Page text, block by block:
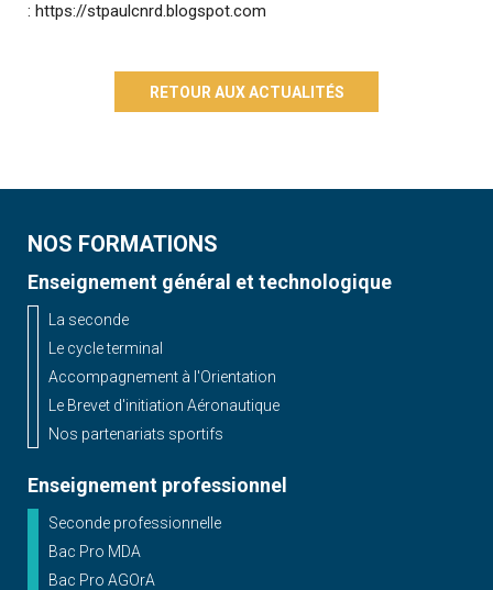
: https://stpaulcnrd.blogspot.com
RETOUR AUX ACTUALITÉS
NOS FORMATIONS
Enseignement général et technologique
La seconde
Le cycle terminal
Accompagnement à l'Orientation
Le Brevet d'initiation Aéronautique
Nos partenariats sportifs
Enseignement professionnel
Seconde professionnelle
Bac Pro MDA
Bac Pro AGOrA